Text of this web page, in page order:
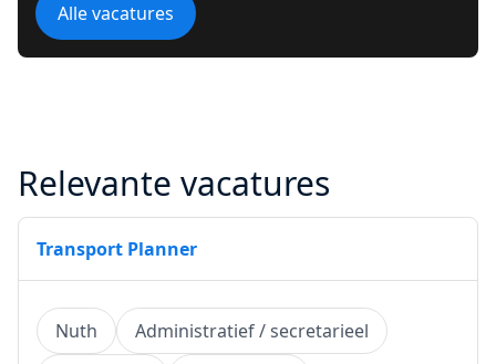
Alle vacatures
Relevante vacatures
Transport Planner
Nuth
Administratief / secretarieel